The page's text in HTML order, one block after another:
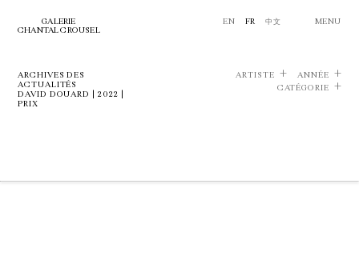
GALERIE
CHANTAL CROUSEL
EN FR 中文 MENU
ARCHIVES DES
ACTUALITÉS
DAVID DOUARD | 2022 |
PRIX
ARTISTE
ANNÉE
CATÉGORIE